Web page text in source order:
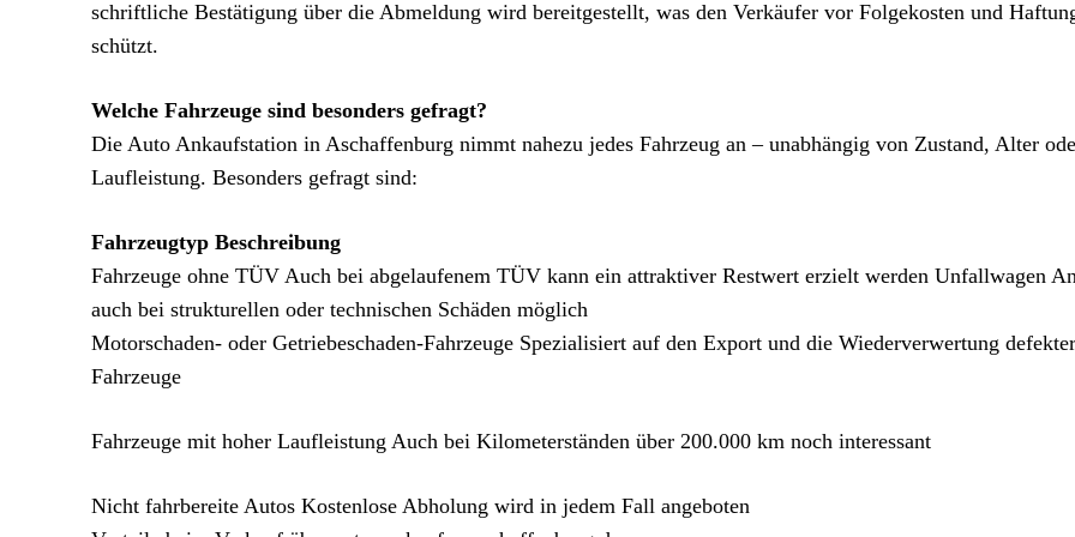
schriftliche Bestätigung über die Abmeldung wird bereitgestellt, was den Verkäufer vor Folgekosten und
schützt.
Welche Fahrzeuge sind besonders gefragt?
Die Auto Ankaufstation in Aschaffenburg nimmt nahezu jedes Fahrzeug an – unabhängig von Zustand, Alter
Laufleistung. Besonders gefragt sind:
Fahrzeugtyp Beschreibung
Fahrzeuge ohne TÜV Auch bei abgelaufenem TÜV kann ein attraktiver Restwert erzielt werden Unfallwagen
auch bei strukturellen oder technischen Schäden möglich
Motorschaden- oder Getriebeschaden-Fahrzeuge Spezialisiert auf den Export und die Wiederverwertung defekter
Fahrzeuge
Fahrzeuge mit hoher Laufleistung Auch bei Kilometerständen über 200.000 km noch interessant
Nicht fahrbereite Autos Kostenlose Abholung wird in jedem Fall angeboten